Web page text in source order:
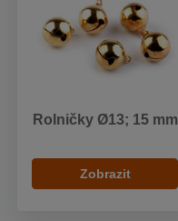
Rolničky Ø13; 15 mm
Zobrazit